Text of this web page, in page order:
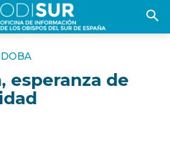
esperanza de